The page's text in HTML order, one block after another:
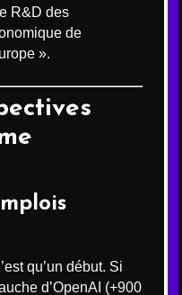
R&D des
de
».
qu’un début. Si
d’OpenAI (+900